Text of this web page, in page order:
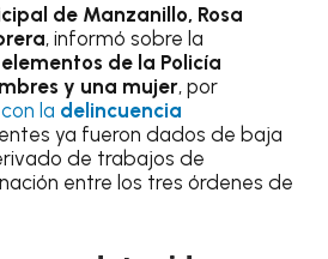
de Manzanillo, Rosa
, informó sobre la
de la Policía
y una mujer, por
con la delincuencia
ya fueron dados de baja
de trabajos de
entre los tres órdenes de